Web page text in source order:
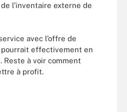
l’inventaire externe de
avec l’offre de
effectivement en
Reste à voir comment
à profit.